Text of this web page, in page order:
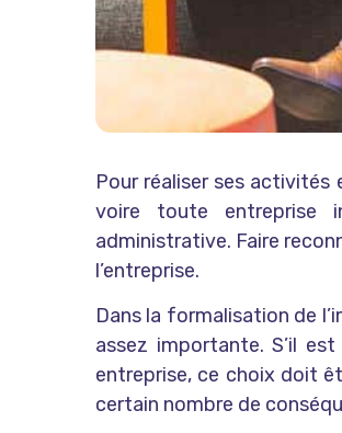
Pour réaliser ses activités
voire toute entreprise
administrative. Faire
l’entreprise.
Dans la formalisation de
assez importante. S’il
entreprise, ce choix doit
certain nombre de